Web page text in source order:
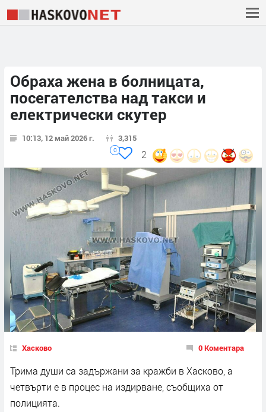
Обраха жена в болницата,
посегателства над такси и
електрически скутер
10:13, 12 май 2026 г. 3,315
2
0
Хасково 0 Коментара
Трима души са задържани за кражби в Хасково, а
четвърти е в процес на издирване, съобщиха от
полицията.